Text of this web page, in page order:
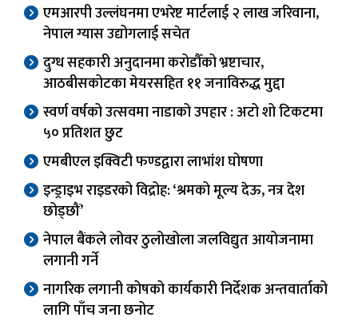
एमआरपी उल्लंघनमा एभरेष्ट मार्टलाई २ लाख जरिवाना,
नेपाल ग्यास उद्योगलाई सचेत
दुग्ध सहकारी अनुदानमा करोडौँको भ्रष्टाचार,
आठबीसकोटका मेयरसहित ११ जनाविरुद्ध मुद्दा
स्वर्ण वर्षको उत्सवमा नाडाको उपहार : अटो शो टिकटमा
५० प्रतिशत छुट
एमबीएल इक्विटी फण्डद्वारा लाभांश घोषणा
इन्ड्राइभ राइडरको विद्रोह: ‘श्रमको मूल्य देऊ, नत्र देश
छोड्छौं’
नेपाल बैंकले लोवर ठुलोखोला जलविद्युत आयोजनामा
लगानी गर्ने
नागरिक लगानी कोषको कार्यकारी निर्देशक अन्तवार्ताको
लागि पाँच जना छनोट